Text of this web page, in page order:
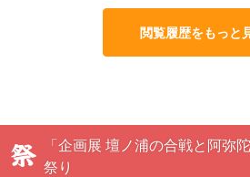
閲覧履歴をもっと
「企画展 壇ノ浦の合戦と阿弥
祭り